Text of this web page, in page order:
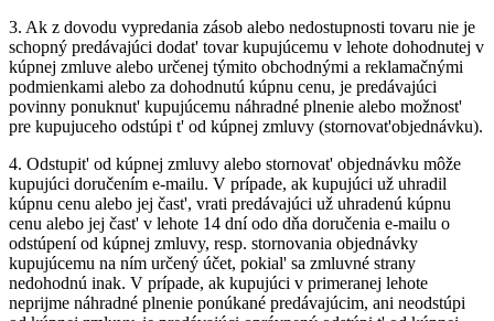
3. Ak z dovodu vypredania zásob alebo nedostupnosti tovaru nie je
schopný predávajúci dodat' tovar kupujúcemu v lehote dohodnutej v
kúpnej zmluve alebo určenej týmito obchodnými a reklamačnými
podmienkami alebo za dohodnutú kúpnu cenu, je predávajúci
povinny ponuknut' kupujúcemu náhradné plnenie alebo možnost'
pre kupujuceho odstúpi t' od kúpnej zmluvy (stornovat'objednávku).
4. Odstupit' od kúpnej zmluvy alebo stornovat' objednávku môže
kupujúci doručením e-mailu. V prípade, ak kupujúci už uhradil
kúpnu cenu alebo jej čast', vrati predávajúci už uhradenú kúpnu
cenu alebo jej čast' v lehote 14 dní odo dňa doručenia e-mailu o
odstúpení od kúpnej zmluvy, resp. stornovania objednávky
kupujúcemu na ním určený účet, pokial' sa zmluvné strany
nedohodnú inak. V prípade, ak kupujúci v primeranej lehote
neprijme náhradné plnenie ponúkané predávajúcim, ani neodstúpi